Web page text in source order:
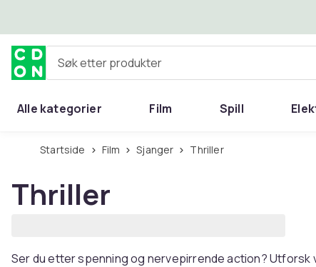
Søk etter produkter
Alle kategorier Film Spill
Startside Film Sjanger Thriller
Thriller
Ser du etter spenning og nervepirrende action? Utforsk